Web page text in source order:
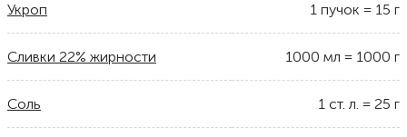
Укроп 1 пучок = 15 г
Сливки 22% жирности 1000 мл = 1000 г
Соль 1 ст. л. = 25 г